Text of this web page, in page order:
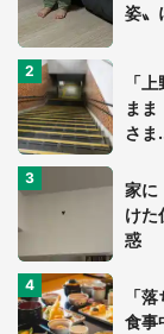
姿〟
「
ま
さま
家に
けた
惑
「
食事